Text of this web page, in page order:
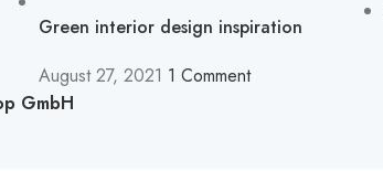
Green interior design inspiration
August 27, 2021 1 Comment
GmbH